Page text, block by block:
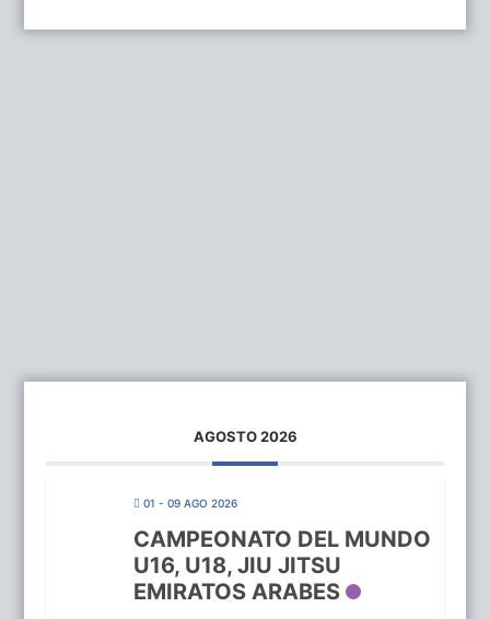
AGOSTO 2026
01 - 09 AGO 2026
CAMPEONATO DEL MUNDO
U16, U18, JIU JITSU
EMIRATOS ARABES